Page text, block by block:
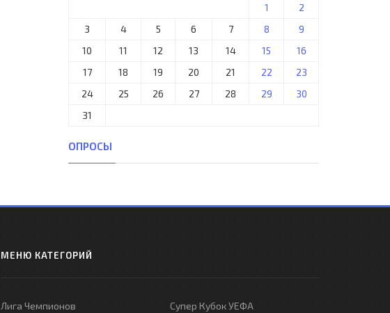
1
2
3
4 5 6 7 8
9
10
11 12 13 14 15
16
17
18 19 20 21 22
23
24
25 26 27 28 29
30
31
ОПРОСЫ
МЕНЮ КАТЕГОРИЙ
Лига Чемпионов
Супер Кубок УЕФА